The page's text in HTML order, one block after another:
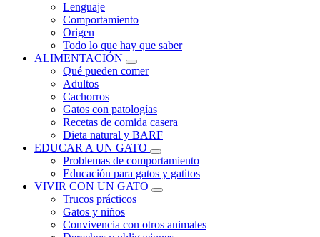
Lenguaje
Comportamiento
Origen
Todo lo que hay que saber
ALIMENTACIÓN
Qué pueden comer
Adultos
Cachorros
Gatos con patologías
Recetas de comida casera
Dieta natural y BARF
EDUCAR A UN GATO
Problemas de comportamiento
Educación para gatos y gatitos
VIVIR CON UN GATO
Trucos prácticos
Gatos y niños
Convivencia con otros animales